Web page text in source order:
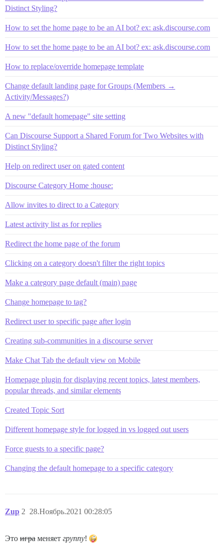
Distinct Styling?
How to set the home page to be an AI bot? ex: ask.discourse.com
How to set the home page to be an AI bot? ex: ask.discourse.com
How to replace/override homepage template
Change default landing page for Groups (Members →
Activity/Messages?)
A new "default homepage" site setting
Can Discourse Support a Shared Forum for Two Websites with
Distinct Styling?
Help on redirect user on gated content
Discourse Category Home :house:
Allow invites to direct to a Category
Latest activity list as for replies
Redirect the home page of the forum
Clicking on a category doesn't filter the right topics
Make a category page default (main) page
Change homepage to tag?
Redirect user to specific page after login
Creating sub-communities in a discourse server
Make Chat Tab the default view on Mobile
Homepage plugin for displaying recent topics, latest members,
popular threads, and similar elements
Created Topic Sort
Different homepage style for logged in vs logged out users
Force guests to a specific page?
Changing the default homepage to a specific category
Zup 28.Ноябрь.2021 00:28:05
2
Это игра меняет группу!